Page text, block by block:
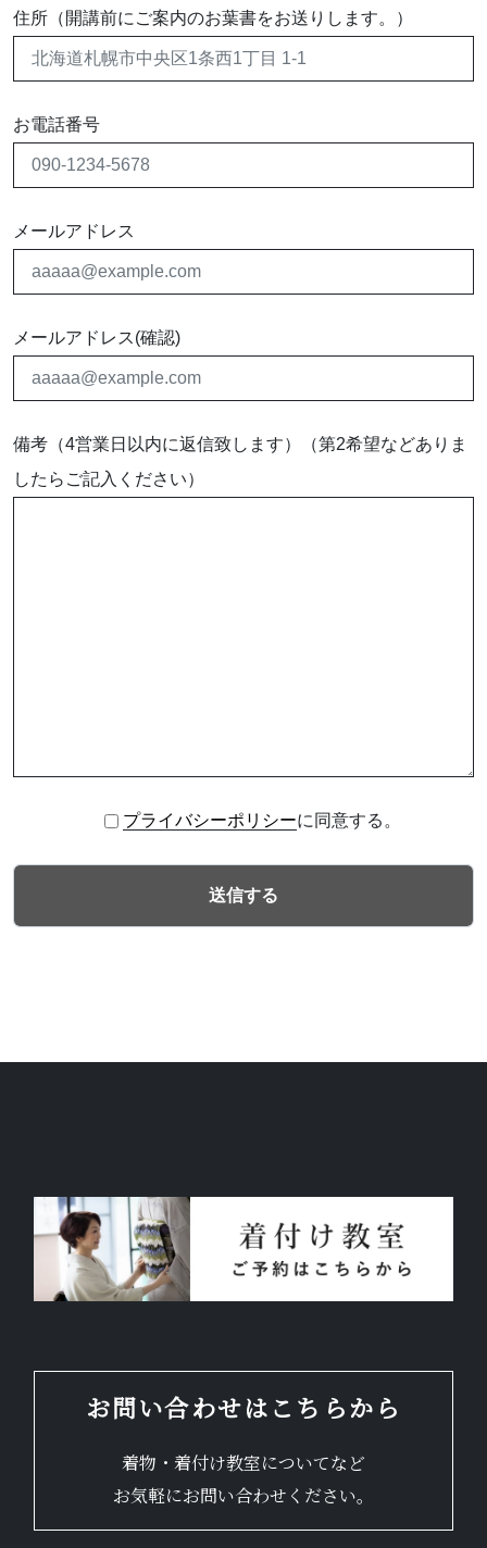
住所（開講前にご案内のお葉書をお送りします。）
お電話番号
メールアドレス
メールアドレス(確認)
備考（4営業日以内に返信致します）（第2希望などありま
したらご記入ください）
プライバシーポリシーに同意する。
お問い合わせはこちらから
着物・着付け教室についてなど
お気軽にお問い合わせください。